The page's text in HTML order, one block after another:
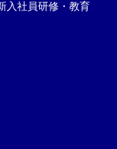
入社員研修・教育